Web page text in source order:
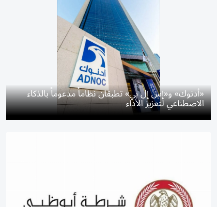
«أدنوك» و«إس إل بي» تطبقان نظاماً مدعوماً بالذكاء
الاصطناعي لتعزيز الأداء